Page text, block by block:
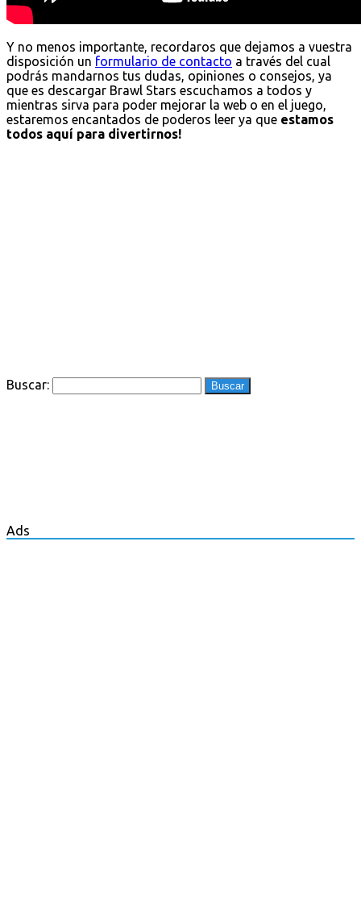
Y no menos importante, recordaros que dejamos a vuestra
disposición un formulario de contacto a través del cual
podrás mandarnos tus dudas, opiniones o consejos, ya
que es descargar Brawl Stars escuchamos a todos y
mientras sirva para poder mejorar la web o en el juego,
estaremos encantados de poderos leer ya que estamos
todos aquí para divertirnos!
Buscar:
Ads